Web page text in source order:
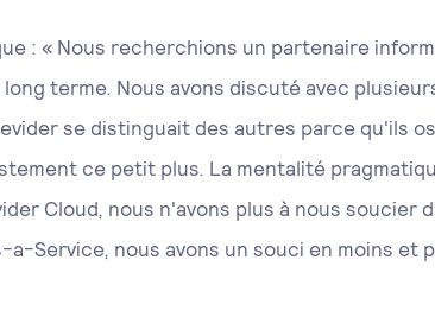
: « Nous recherchions un partenaire
terme. Nous avons discuté avec
se distinguait des autres parce qu'ils
ce petit plus. La mentalité
Cloud, nous n'avons plus à nous soucier
Service, nous avons un souci en moins et